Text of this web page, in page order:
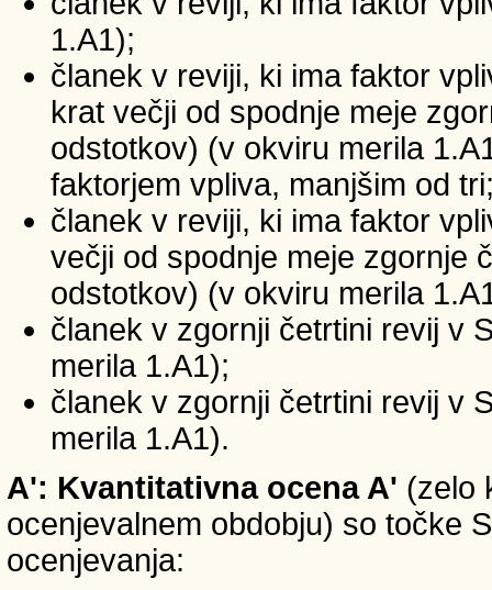
1.A1);
članek v reviji, ki ima faktor
krat večji od spodnje meje
odstotkov) (v okviru merila
faktorjem vpliva, manjšim od
članek v reviji, ki ima faktor
večji od spodnje meje zgornje
odstotkov) (v okviru merila
članek v zgornji četrtini revij v
merila 1.A1);
članek v zgornji četrtini revij v
merila 1.A1).
A': Kvantitativna ocena A' (zelo
ocenjevalnem obdobju) so točke
ocenjevanja: